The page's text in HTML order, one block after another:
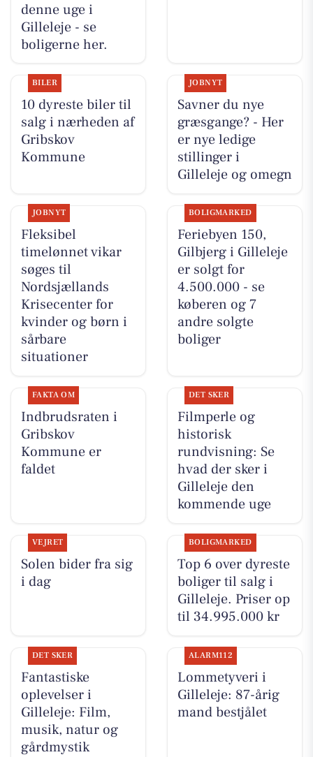
denne uge i
Gilleleje - se
boligerne her.
BILER
10 dyreste biler til
salg i nærheden af
Gribskov
Kommune
JOBNYT
Savner du nye
græsgange? - Her
er nye ledige
stillinger i
Gilleleje og omegn
JOBNYT
Fleksibel
timelønnet vikar
søges til
Nordsjællands
Krisecenter for
kvinder og børn i
sårbare
situationer
BOLIGMARKED
Feriebyen 150,
Gilbjerg i Gilleleje
er solgt for
4.500.000 - se
køberen og 7
andre solgte
boliger
FAKTA OM
Indbrudsraten i
Gribskov
Kommune er
faldet
DET SKER
Filmperle og
historisk
rundvisning: Se
hvad der sker i
Gilleleje den
kommende uge
VEJRET
Solen bider fra sig
i dag
BOLIGMARKED
Top 6 over dyreste
boliger til salg i
Gilleleje. Priser op
til 34.995.000 kr
DET SKER
Fantastiske
oplevelser i
Gilleleje: Film,
musik, natur og
gårdmystik
ALARM112
Lommetyveri i
Gilleleje: 87-årig
mand bestjålet